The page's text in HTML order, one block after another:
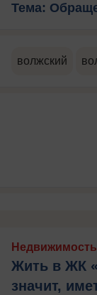
Тема:
волжский
Недвижимость
Жить в ЖК
значит,